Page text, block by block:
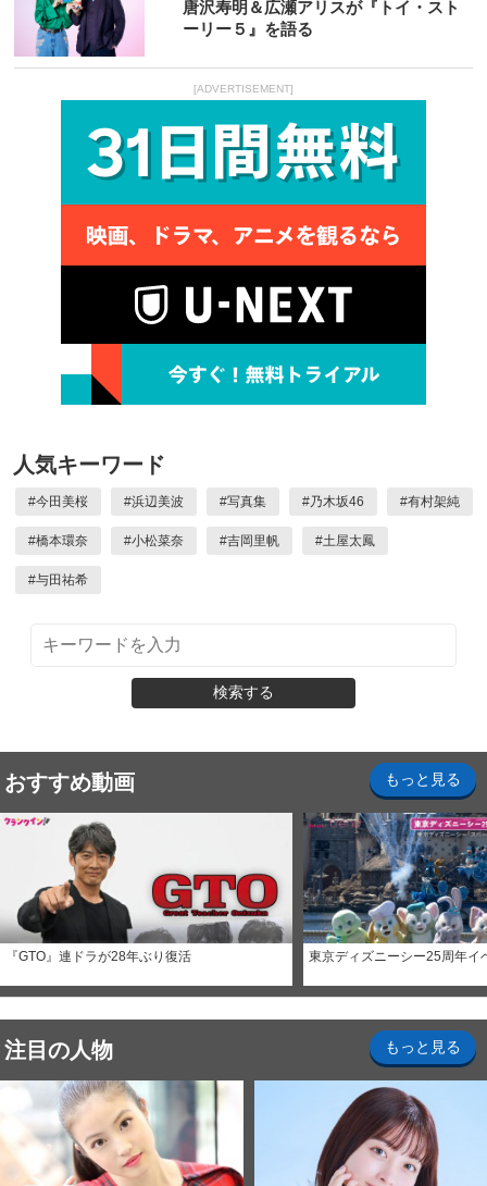
唐沢寿明＆広瀬アリスが『トイ・スト
ーリー５』を語る
[ADVERTISEMENT]
人気キーワード
#今田美桜 #浜辺美波 #写真集 #乃木坂46 #有村架純
#橋本環奈 #小松菜奈 #吉岡里帆 #土屋太鳳
#与田祐希
検索する
おすすめ動画 もっと見る
『GTO』連ドラが28年ぶり復活 東京ディズニーシー25周年イ
注目の人物 もっと見る